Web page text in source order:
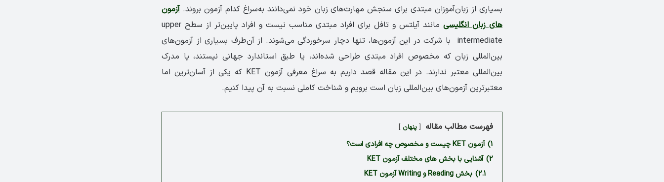
بسیاری از زبان‌آموزان مبتدی برای سنجش مهارت‌های زبان خود نمی‌دانند به‌سراغ کدام آزمون بروند.آزمون
های زبان انگلیسی
مانند آیلتس و تافل برای افراد مبتدی مناسب نیست و افراد پایین‌تر از سطح upper
intermediate با شرکت در این آزمون‌ها، تنها دچار سرخوردگی می‌شوند. از آن‌طرف بسیاری از آزمون‌های
بین‌المللی زبان که مخصوص افراد مبتدی طراحی شده‌‌اند، یا طبق استاندارد جهانی نیستند، یا مدرک
بین‌المللی معتبر ندارند. در این مقاله قصد داریم به سراغ معرفی آزمون KET که یکی از آسان‌ترین اما
معتبرترین آزمون‌های بین‌المللی زبان است برویم و شناخت کاملی نسبت به آن پیدا کنیم.
فهرست مطالب مقاله پنهان
1) آزمون KET چیست و مخصوص چه افرادی است؟
2) آشنایی با بخش‌ های مختلف آزمون KET
2.1) بخش Reading و Writing آزمون KET